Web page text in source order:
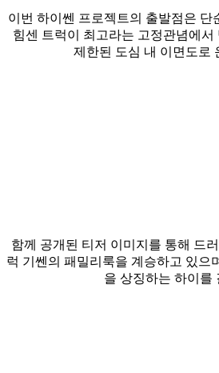
이번 하이쎈 프로젝트의 출발점은
힘센 트럭이 최고라는 고정관념에
제한된 도심 내 이면도로
함께 공개된 티저 이미지를 통해 드
럭 기쎈의 패밀리룩을 계승하고 있으
을 상징하는 하이를